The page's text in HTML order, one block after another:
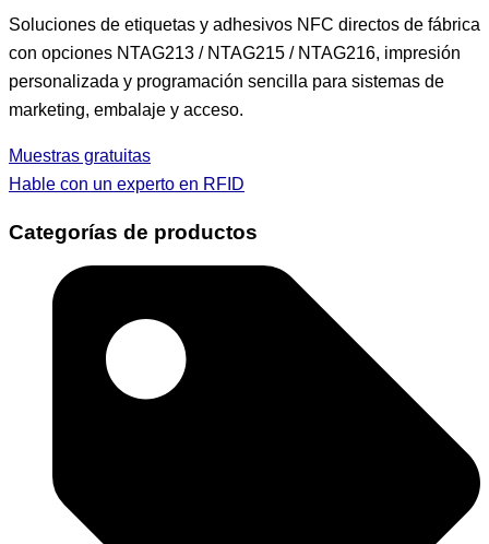
Soluciones de etiquetas y adhesivos NFC directos de fábrica
con opciones NTAG213 / NTAG215 / NTAG216, impresión
personalizada y programación sencilla para sistemas de
marketing, embalaje y acceso.
Muestras gratuitas
Hable con un experto en RFID
Categorías de productos